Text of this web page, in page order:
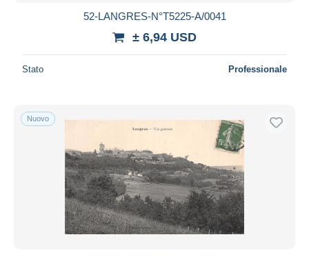
52-LANGRES-N°T5225-A/0041
± 6,94 USD
Stato Professionale
Nuovo